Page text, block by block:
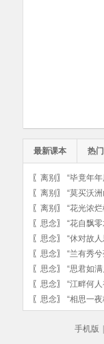
最新课本 热
〖 离别 〗 “毕竟年
〖 离别 〗 “莫买沃
〖 离别 〗 “花光浓
〖 思念〗 “花自飘
〖 思念〗 “休对故
〖 思念〗 “兰有秀
〖 思念〗 “思君如
〖 思念〗 “江畔何
〖 思念〗 “相思一
手机版